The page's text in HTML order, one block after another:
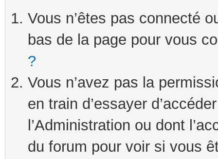
Vous n’êtes pas connecté
bas de la page pour vous
?
Vous n’avez pas la
en train d’essayer
l’Administration ou dont
du forum pour voir si vous